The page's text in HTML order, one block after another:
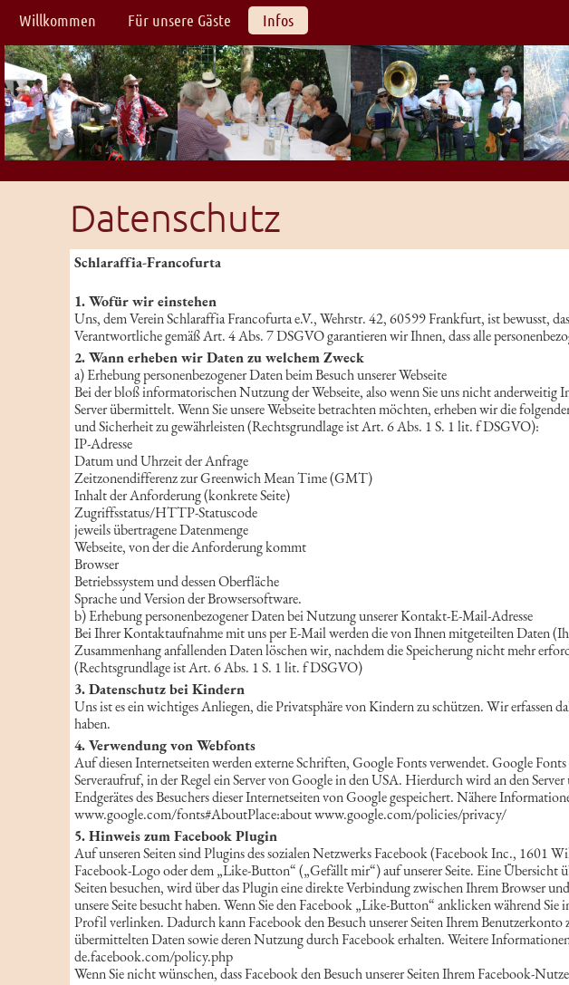
Willkommen Für unsere Gäste Infos
Datenschutz
Schlaraffia-Francofurta
1. Wofür wir einstehen
Uns, dem Verein Schlaraffia Francofurta e.V., Wehrstr. 42, 60599 Frankfurt, ist bewusst,
Verantwortliche gemäß Art. 4 Abs. 7 DSGVO garantieren wir Ihnen, dass alle
2. Wann erheben wir Daten zu welchem Zweck
a) Erhebung personenbezogener Daten beim Besuch unserer Webseite
Bei der bloß informatorischen Nutzung der Webseite, also wenn Sie uns nicht
Server übermittelt. Wenn Sie unsere Webseite betrachten möchten, erheben wir die
und Sicherheit zu gewährleisten (Rechtsgrundlage ist Art. 6 Abs. 1 S. 1 lit. f DSGVO):
IP-Adresse
Datum und Uhrzeit der Anfrage
Zeitzonendifferenz zur Greenwich Mean Time (GMT)
Inhalt der Anforderung (konkrete Seite)
Zugriffsstatus/HTTP-Statuscode
jeweils übertragene Datenmenge
Webseite, von der die Anforderung kommt
Browser
Betriebssystem und dessen Oberfläche
Sprache und Version der Browsersoftware.
b) Erhebung personenbezogener Daten bei Nutzung unserer Kontakt-E-Mail-Adresse
Bei Ihrer Kontaktaufnahme mit uns per E-Mail werden die von Ihnen mitgeteilten Daten
Zusammenhang anfallenden Daten löschen wir, nachdem die Speicherung nicht mehr
(Rechtsgrundlage ist Art. 6 Abs. 1 S. 1 lit. f DSGVO)
3. Datenschutz bei Kindern
Uns ist es ein wichtiges Anliegen, die Privatsphäre von Kindern zu schützen. Wir
haben.
4. Verwendung von Webfonts
Auf diesen Internetseiten werden externe Schriften, Google Fonts verwendet. Google
Serveraufruf, in der Regel ein Server von Google in den USA. Hierdurch wird an den
Endgerätes des Besuchers dieser Internetseiten von Google gespeichert. Nähere
www.google.com/fonts#AboutPlace:about www.google.com/policies/privacy/
5. Hinweis zum Facebook Plugin
Auf unseren Seiten sind Plugins des sozialen Netzwerks Facebook (Facebook Inc.,
Facebook-Logo oder dem „Like-Button“ („Gefällt mir“) auf unserer Seite. Eine
Seiten besuchen, wird über das Plugin eine direkte Verbindung zwischen Ihrem Browser
unsere Seite besucht haben. Wenn Sie den Facebook „Like-Button“ anklicken während
Profil verlinken. Dadurch kann Facebook den Besuch unserer Seiten Ihrem
übermittelten Daten sowie deren Nutzung durch Facebook erhalten. Weitere
de.facebook.com/policy.php
Wenn Sie nicht wünschen, dass Facebook den Besuch unserer Seiten Ihrem Facebook-